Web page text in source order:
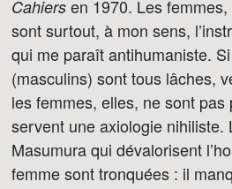
Cahiers en 1970. Les
sont surtout, à mon sens,
qui me paraît antihumaniste.
(masculins) sont tous lâches,
les femmes, elles, ne sont
servent une axiologie nihiliste.
Masumura qui dévalorisent
femme sont tronquées : il